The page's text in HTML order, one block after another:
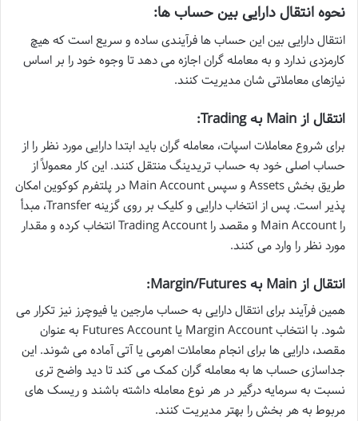
نحوه انتقال دارایی بین حساب ها:
انتقال دارایی بین این حساب ها فرآیندی ساده و سریع است که هیچ
کارمزدی ندارد و به معامله گران اجازه می دهد تا وجوه خود را بر اساس
نیازهای معاملاتی شان مدیریت کنند.
انتقال از Main به Trading:
برای شروع معاملات اسپات، معامله گران باید ابتدا دارایی مورد نظر را از
حساب اصلی خود به حساب تریدینگ منتقل کنند. این کار معمولاً از
طریق بخش Assets و سپس Main Account در پلتفرم کوکوین امکان
پذیر است. پس از انتخاب دارایی و کلیک بر روی گزینه Transfer، مبدأ
را Main Account و مقصد را Trading Account انتخاب کرده و مقدار
مورد نظر را وارد می کنند.
انتقال از Main به Margin/Futures:
همین فرآیند برای انتقال دارایی به حساب مارجین یا فیوچرز نیز تکرار می
شود. با انتخاب Margin Account یا Futures Account به عنوان
مقصد، دارایی ها برای انجام معاملات اهرمی یا آتی آماده می شوند. این
جداسازی حساب ها به معامله گران کمک می کند تا دید واضح تری
نسبت به سرمایه درگیر در هر نوع معامله داشته باشند و ریسک های
مربوط به هر بخش را بهتر مدیریت کنند.